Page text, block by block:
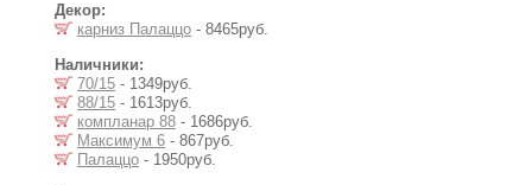
Декор:
карниз Палаццо - 8465руб.
Наличники:
70/15 - 1349руб.
88/15 - 1613руб.
компланар 88 - 1686руб.
Максимум 6 - 867руб.
Палаццо - 1950руб.